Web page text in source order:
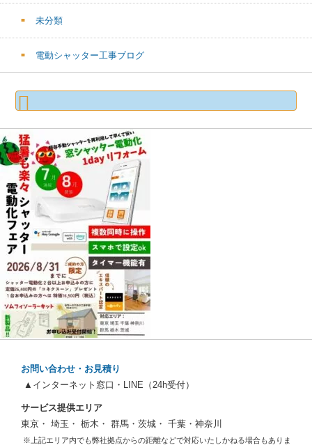
未分類
電動シャッター工事ブログ
検
お問い合わせ・お見積り
▲インターネット窓口・LINE（24h受付）
サービス提供エリア
東京・ 埼玉・ 栃木・ 群馬・茨城・ 千葉・神奈川
※上記エリア内でも弊社拠点からの距離などで対応いたしかねる場合もありま